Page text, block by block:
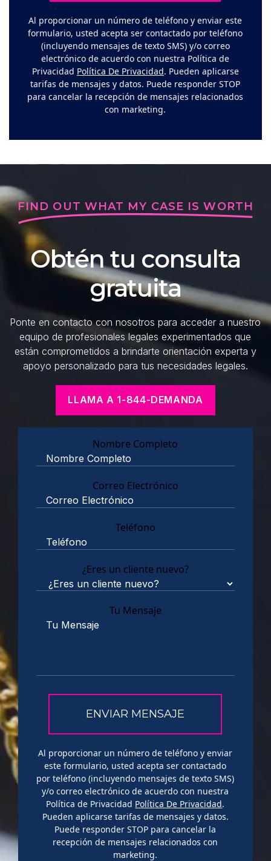
Al proporcionar un número de teléfono y enviar este
formulario, usted acepta ser contactado por teléfono
(incluyendo mensajes de texto SMS) y/o correo
electrónico de acuerdo con nuestra Política de
Privacidad Política De Privacidad. Pueden aplicarse
tarifas de mensajes y datos. Puede responder STOP
para cancelar la recepción de mensajes relacionados
con marketing.
FIND OUT WHAT MY CASE IS WORTH
Obtén tu consulta
gratuita
Ponte en contacto con nosotros para acceder a nuestro
equipo de profesionales legales experimentados que
están comprometidos a brindarte orientación experta y
apoyo personalizado para tus necesidades legales.
LLAMA A 1-844-DEMANDA
Nombre Completo
Correo Electrónico
Teléfono
¿Eres un cliente nuevo?
Tu Mensaje
Al proporcionar un número de teléfono y enviar
este formulario, usted acepta ser contactado
por teléfono (incluyendo mensajes de texto SMS)
y/o correo electrónico de acuerdo con nuestra
Política de Privacidad Política De Privacidad.
Pueden aplicarse tarifas de mensajes y datos.
Puede responder STOP para cancelar la
recepción de mensajes relacionados con
marketing.